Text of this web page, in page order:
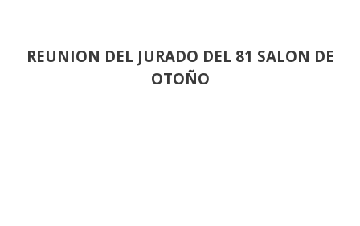
REUNION DEL JURADO DEL 81 SALON DE
OTOÑO